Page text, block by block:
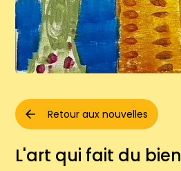
Retour aux nouvelles
L'art qui fait du bien